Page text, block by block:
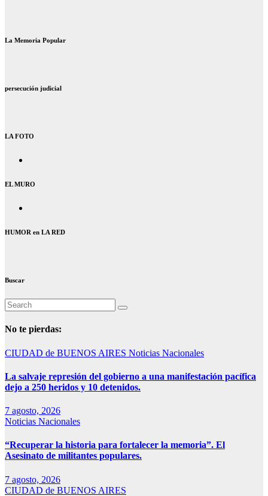
La Memoria Popular
persecución judicial
LA FOTO
EL MURO
HUMOR en LA RED
Buscar
No te pierdas:
CIUDAD de BUENOS AIRES Noticias Nacionales
La salvaje represión del gobierno a una manifestación pacífica
dejo a 250 heridos y 10 detenidos.
7 agosto, 2026
Noticias Nacionales
“Recuperar la historia para fortalecer la memoria”. El
Asesinato de militantes populares.
7 agosto, 2026
CIUDAD de BUENOS AIRES